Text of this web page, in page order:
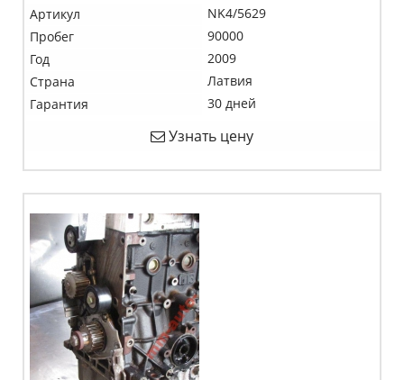
Артикул
NK4/5629
Пробег
90000
Год
2009
Страна
Латвия
Гарантия
30 дней
Узнать цену